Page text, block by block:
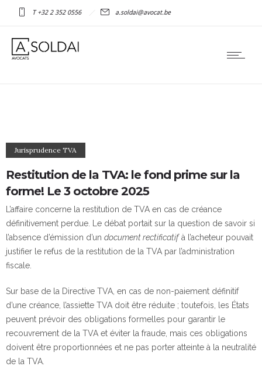
T +32 2 352 0556 a.soldai@avocat.be
Jurisprudence TVA
Restitution de la TVA: le fond prime sur la
forme! Le 3 octobre 2025
L’affaire concerne la restitution de TVA en cas de créance
définitivement perdue. Le débat portait sur la question de savoir si
l’absence d’émission d’un document rectificatifà l’acheteur pouvait
justifier le refus de la restitution de la TVA par l’administration
fiscale.
Sur base de la Directive TVA, en cas de non-paiement définitif
d’une créance, l’assiette TVA doit être réduite ; toutefois, les États
peuvent prévoir des obligations formelles pour garantir le
recouvrement de la TVA et éviter la fraude, mais ces obligations
doivent être proportionnées et ne pas porter atteinte à la neutralité
de la TVA.